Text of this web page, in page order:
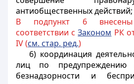
антиобщественных действий;
В подпункт 6
соответствии сЗаконом РК
IV (см. стар. ред.)
6) координация
лиц по предупреждению
безнадзорности и